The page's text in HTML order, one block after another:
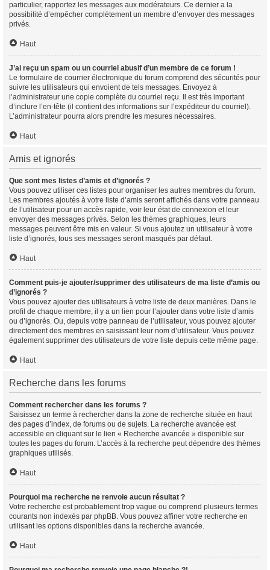
particulier, rapportez les messages aux modérateurs. Ce dernier a la
possibilité d’empêcher complètement un membre d’envoyer des messages
privés.
Haut
J’ai reçu un spam ou un courriel abusif d’un membre de ce forum !
Le formulaire de courrier électronique du forum comprend des sécurités pour
suivre les utilisateurs qui envoient de tels messages. Envoyez à
l’administrateur une copie complète du courriel reçu. Il est très important
d’inclure l’en-tête (il contient des informations sur l’expéditeur du courriel).
L’administrateur pourra alors prendre les mesures nécessaires.
Haut
Amis et ignorés
Que sont mes listes d’amis et d’ignorés ?
Vous pouvez utiliser ces listes pour organiser les autres membres du forum.
Les membres ajoutés à votre liste d’amis seront affichés dans votre panneau
de l’utilisateur pour un accès rapide, voir leur état de connexion et leur
envoyer des messages privés. Selon les thèmes graphiques, leurs
messages peuvent être mis en valeur. Si vous ajoutez un utilisateur à votre
liste d’ignorés, tous ses messages seront masqués par défaut.
Haut
Comment puis-je ajouter/supprimer des utilisateurs de ma liste d’amis ou
d’ignorés ?
Vous pouvez ajouter des utilisateurs à votre liste de deux manières. Dans le
profil de chaque membre, il y a un lien pour l’ajouter dans votre liste d’amis
ou d’ignorés. Ou, depuis votre panneau de l’utilisateur, vous pouvez ajouter
directement des membres en saisissant leur nom d’utilisateur. Vous pouvez
également supprimer des utilisateurs de votre liste depuis cette même page.
Haut
Recherche dans les forums
Comment rechercher dans les forums ?
Saisissez un terme à rechercher dans la zone de recherche située en haut
des pages d’index, de forums ou de sujets. La recherche avancée est
accessible en cliquant sur le lien « Recherche avancée » disponible sur
toutes les pages du forum. L’accès à la recherche peut dépendre des thèmes
graphiques utilisés.
Haut
Pourquoi ma recherche ne renvoie aucun résultat ?
Votre recherche est probablement trop vague ou comprend plusieurs termes
courants non indexés par phpBB. Vous pouvez affiner votre recherche en
utilisant les options disponibles dans la recherche avancée.
Haut